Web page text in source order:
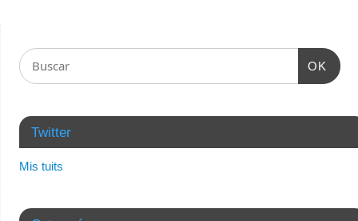
OK
Twitter
Mis tuits